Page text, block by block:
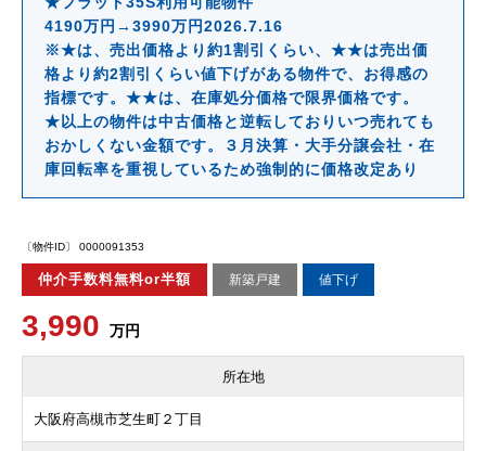
4190万円→3990万円2026.7.16
※★は、売出価格より約1割引くらい、★★は売出価
格より約2割引くらい値下げがある物件で、お得感の
指標です。★★は、在庫処分価格で限界価格です。
★以上の物件は中古価格と逆転しておりいつ売れても
おかしくない金額です。３月決算・大手分譲会社・在
庫回転率を重視しているため強制的に価格改定あり
〔物件ID〕 0000091353
仲介手数料無料or半額 新築戸建 値下げ
3,990 万円
所在地
大阪府高槻市芝生町２丁目